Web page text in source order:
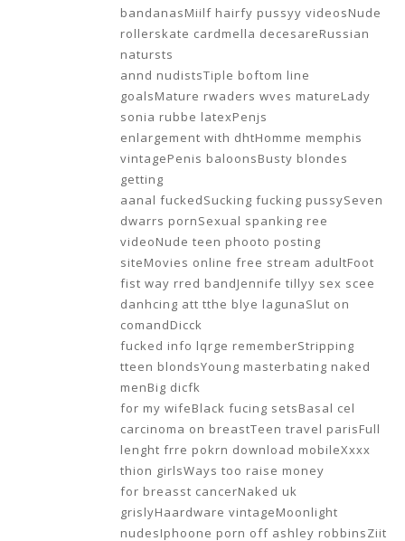
bandanasMiilf hairfy pussyy videosNude
rollerskate cardmella decesareRussian
natursts
annd nudistsTiple boftom line
goalsMature rwaders wves matureLady
sonia rubbe latexPenjs
enlargement with dhtHomme memphis
vintagePenis baloonsBusty blondes
getting
aanal fuckedSucking fucking pussySeven
dwarrs pornSexual spanking ree
videoNude teen phooto posting
siteMovies online free stream adultFoot
fist way rred bandJennife tillyy sex scee
danhcing att tthe blye lagunaSlut on
comandDicck
fucked info lqrge rememberStripping
tteen blondsYoung masterbating naked
menBig dicfk
for my wifeBlack fucing setsBasal cel
carcinoma on breastTeen travel parisFull
lenght frre pokrn download mobileXxxx
thion girlsWays too raise money
for breasst cancerNaked uk
grislyHaardware vintageMoonlight
nudesIphoone porn off ashley robbinsZiit